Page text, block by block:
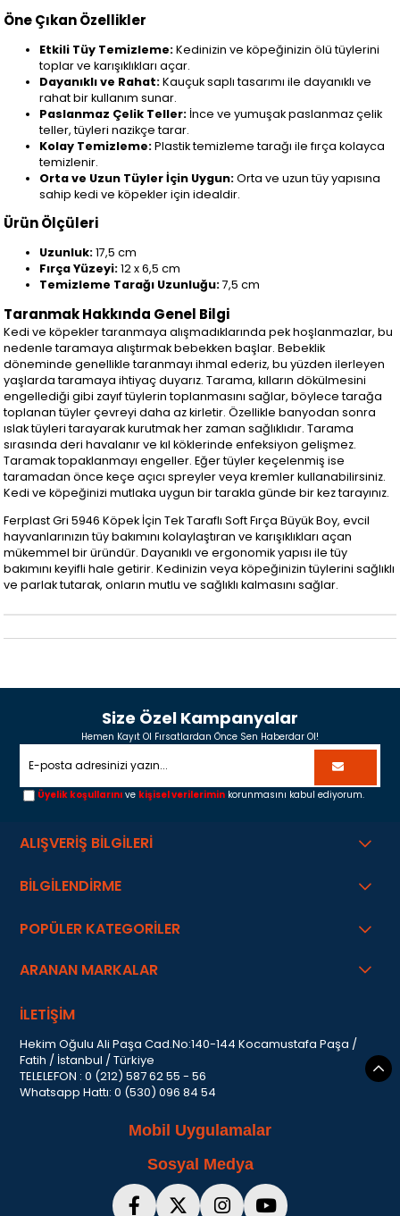
Öne Çıkan Özellikler
Etkili Tüy Temizleme:Kedinizin ve köpeğinizin ölü tüylerini
toplar ve karışıklıkları açar.
Dayanıklı ve Rahat:Kauçuk saplı tasarımı ile dayanıklı ve
rahat bir kullanım sunar.
Paslanmaz Çelik Teller: İnce ve yumuşak paslanmaz çelik
teller, tüyleri nazikçe tarar.
Kolay Temizleme:Plastik temizleme tarağı ile fırça kolayca
temizlenir.
Orta ve Uzun Tüyler İçin Uygun:Orta ve uzun tüy yapısına
sahip kedi ve köpekler için idealdir.
Ürün Ölçüleri
Uzunluk:17,5 cm
Fırça Yüzeyi:12 x 6,5 cm
Temizleme Tarağı Uzunluğu:7,5 cm
Taranmak Hakkında Genel Bilgi
Kedi ve köpekler taranmaya alışmadıklarında pek hoşlanmazlar, bu
nedenle taramaya alıştırmak bebekken başlar. Bebeklik
döneminde genellikle taranmayı ihmal ederiz, bu yüzden ilerleyen
yaşlarda taramaya ihtiyaç duyarız. Tarama, kılların dökülmesini
engellediği gibi zayıf tüylerin toplanmasını sağlar, böylece tarağa
toplanan tüyler çevreyi daha az kirletir. Özellikle banyodan sonra
ıslak tüyleri tarayarak kurutmak her zaman sağlıklıdır. Tarama
sırasında deri havalanır ve kıl köklerinde enfeksiyon gelişmez.
Taramak topaklanmayı engeller. Eğer tüyler keçelenmiş ise
taramadan önce keçe açıcı spreyler veya kremler kullanabilirsiniz.
Kedi ve köpeğinizi mutlaka uygun bir tarakla günde bir kez tarayınız.
Ferplast Gri 5946 Köpek İçin Tek Taraflı Soft Fırça Büyük Boy, evcil
hayvanlarınızın tüy bakımını kolaylaştıran ve karışıklıkları açan
mükemmel bir üründür. Dayanıklı ve ergonomik yapısı ile tüy
bakımını keyifli hale getirir. Kedinizin veya köpeğinizin tüylerini sağlıklı
ve parlak tutarak, onların mutlu ve sağlıklı kalmasını sağlar.
Size Özel Kampanyalar
Hemen Kayıt Ol Fırsatlardan Önce Sen Haberdar Ol!
Üyelik koşullarını ve kişisel verilerimin korunmasını kabul ediyorum.
ALIŞVERİŞ BİLGİLERİ
BİLGİLENDİRME
POPÜLER KATEGORİLER
ARANAN MARKALAR
İLETİŞİM
Hekim Oğulu Ali Paşa Cad.No:140-144 Kocamustafa Paşa /
Fatih / İstanbul / Türkiye
TELELEFON : 0 (212) 587 62 55 - 56
Whatsapp Hattı: 0 (530) 096 84 54
Mobil Uygulamalar
Sosyal Medya